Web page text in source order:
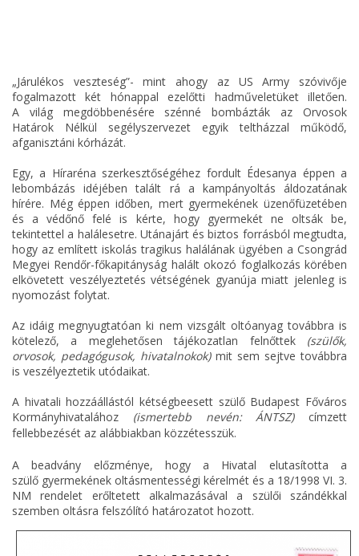
„Járulékos veszteség”- mint ahogy az US Army szóvivője
fogalmazott két hónappal ezelőtti hadműveletüket illetően.
A világ megdöbbenésére szénné bombázták az Orvosok
Határok Nélkül segélyszervezet egyik teltházzal működő,
afganisztáni kórházát.
Egy, a Híraréna szerkesztőségéhez fordult Édesanya éppen a
lebombázás idéjében talált rá a kampányoltás áldozatának
hírére. Még éppen időben, mert gyermekének üzenőfüzetében
és a védőnő felé is kérte, hogy gyermekét ne oltsák be,
tekintettel a halálesetre. Utánajárt és biztos forrásból megtudta,
hogy az említett iskolás tragikus halálának ügyében a Csongrád
Megyei Rendőr-főkapitányság halált okozó foglalkozás körében
elkövetett veszélyeztetés vétségének gyanúja miatt jelenleg is
nyomozást folytat.
Az idáig megnyugtatóan ki nem vizsgált oltóanyag továbbra is
kötelező, a meglehetősen tájékozatlan felnőttek(szülők,
orvosok, pedagógusok, hivatalnokok)mit sem sejtve továbbra
is veszélyeztetik utódaikat.
A hivatali hozzáállástól kétségbeesett szülő Budapest Főváros
Kormányhivatalához (ismertebb nevén: ÁNTSZ) címzett
fellebbezését az alábbiakban közzétesszük.
A beadvány előzménye, hogy a Hivatal elutasította a
szülő gyermekének oltásmentességi kérelmét és a 18/1998 VI. 3.
NM rendelet erőltetett alkalmazásával a szülői szándékkal
szemben oltásra felszólító határozatot hozott.